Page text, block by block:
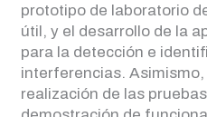
prototipo de laboratorio
útil, y el desarrollo de la
para la detección e
interferencias.
realización de las